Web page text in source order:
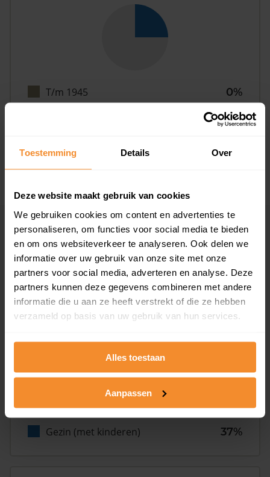
Toestemming Details Over
Deze website maakt gebruik van cookies
We gebruiken cookies om content en advertenties te
personaliseren, om functies voor social media te bieden
en om ons websiteverkeer te analyseren. Ook delen we
informatie over uw gebruik van onze site met onze
partners voor social media, adverteren en analyse. Deze
partners kunnen deze gegevens combineren met andere
informatie die u aan ze heeft verstrekt of die ze hebben
verzameld op basis van uw gebruik van hun services.
Alles toestaan
Aanpassen
T/m 1945
0%
75%
2008 of later
Inwoners
Type huishoudens
Stel (geen kinderen)
31%
Gezin (met kinderen)
37%